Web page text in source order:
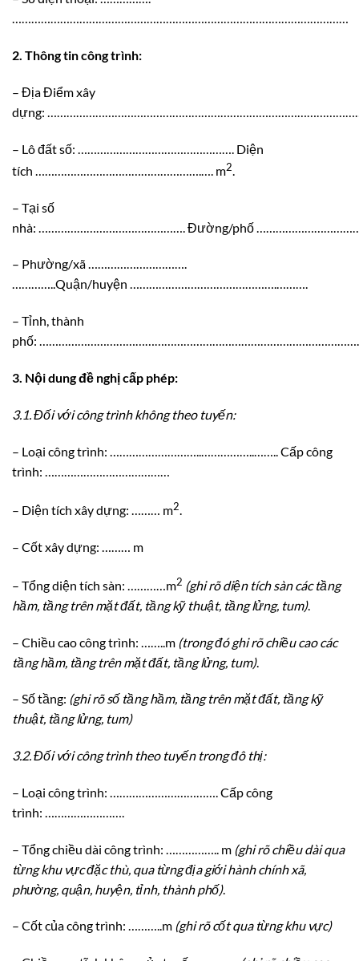
……………………………………………………………………………………………
2. Thông tin công trình:
– Địa Điểm xây
dựng:
– Lô đất số: …………………………………………. Diện
tích …………………………………………….…. m2.
– Tại số
nhà: ………………………………………. Đường/phố
– Phường/xã ………………………….
…………..Quận/huyện ……………………………………….……….
– Tỉnh, thành
phố:
3. Nội dung đề nghị cấp phép:
3.1.Đối với công trình không theo tuyến:
– Loại công trình: ………………………..……………..…….. Cấp công
trình: …………………………………
– Diện tích xây dựng: ……… m2
– Cốt xây dựng: ……… m
– Tổng diện tích sàn: …………m2 (ghi rõ diện tích sàn các tầng
hầm, tầng trên mặt đất, tầng kỹ thuật, tầng lửng, tum).
– Chiều cao công trình: ……..m (trong đó ghi rõ chiều cao các
tầng hầm, tầng trên mặt đất, tầng lửng, tum).
– Số tầng: (ghi rõ số tầng hầm, tầng trên mặt đất, tầng kỹ
thuật, tầng lửng, tum)
3.2.Đối với công trình theo tuyến trong đô thị:
– Loại công trình: ……………………………. Cấp công
trình: …………………….
– Tổng chiều dài công trình: …………….. m (ghi rõ chiều dài qua
từng khu vực đặc thù, qua từng địa giới hành chính xã,
phường, quận, huyện, tỉnh, thành phố).
– Cốt của công trình: ………..m (ghi rõ cốt qua từng khu vực)